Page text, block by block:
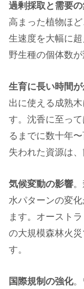
過剰採取と需要
高まった植物ほ
生速度を大幅に超
野生種の個体数が
生育に長い時間
出に使える成熟
す。沈香に至っ
るまでに数十年
失われた資源は、
気候変動の影響
水パターンの変
ます。オースト
の大規模森林火
す。
国際規制の強化